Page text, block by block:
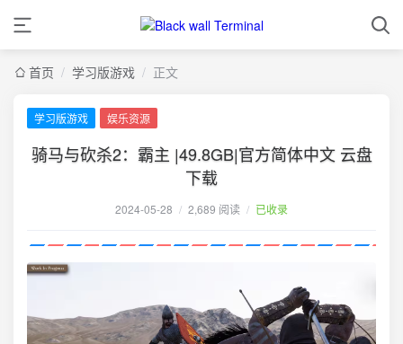
首页 / 学习版游戏 / 正文
学习版游戏 娱乐资源
骑马与砍杀2：霸主 |49.8GB|官方简体中文 云盘
下载
2024-05-28 / 2,689 阅读 / 已收录